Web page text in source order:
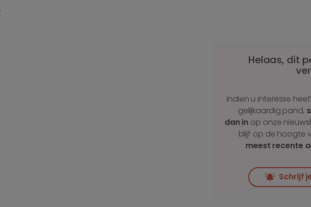
Helaas, dit
Indien u interesse
gelijkaardig pand,
dan in op onze
blijf op de hoogte
meest recente
Schrijf